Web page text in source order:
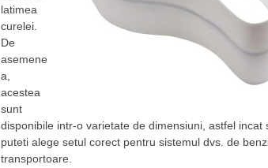
latimea
curelei.
De
asemene
a,
acestea
sunt
disponibile intr-o varietate de dimensiuni, astfel incat
puteti alege setul corect pentru sistemul dvs. de
transportoare.